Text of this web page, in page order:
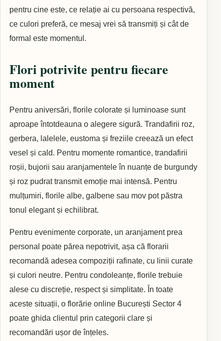
pentru cine este, ce relație ai cu persoana respectivă,
ce culori preferă, ce mesaj vrei să transmiți și cât de
formal este momentul.
Flori potrivite pentru fiecare
moment
Pentru aniversări, florile colorate și luminoase sunt
aproape întotdeauna o alegere sigură. Trandafirii roz,
gerbera, lalelele, eustoma și freziile creează un efect
vesel și cald. Pentru momente romantice, trandafirii
roșii, bujorii sau aranjamentele în nuanțe de burgundy
și roz pudrat transmit emoție mai intensă. Pentru
mulțumiri, florile albe, galbene sau mov pot păstra
tonul elegant și echilibrat.
Pentru evenimente corporate, un aranjament prea
personal poate părea nepotrivit, așa că florarii
recomandă adesea compoziții rafinate, cu linii curate
și culori neutre. Pentru condoleanțe, florile trebuie
alese cu discreție, respect și simplitate. În toate
aceste situații, o florărie online București Sector 4
poate ghida clientul prin categorii clare și
recomandări ușor de înțeles.